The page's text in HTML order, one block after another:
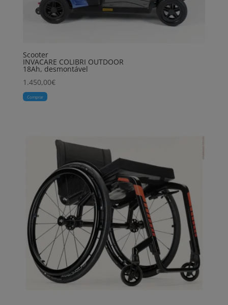
Scooter
INVACARE COLIBRI OUTDOOR
18Ah, desmontável
1.450,00€
Comprar